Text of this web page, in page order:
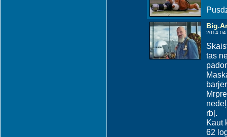
2014-
tas
rbļ.
Kaut
62